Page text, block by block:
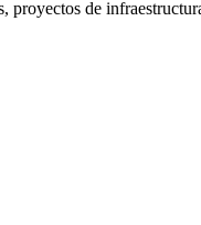
proyectos de